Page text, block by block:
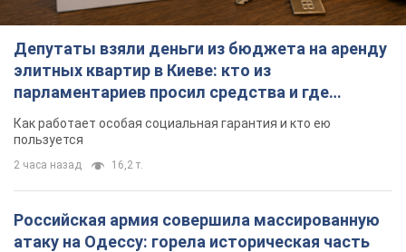
Депутаты взяли деньги из бюджета на аренду
элитных квартир в Киеве: кто из
парламентариев просил средства и где
поселился
Как работает особая социальная гарантия и кто ею
пользуется
2 часа назад 16,2 т.
Российская армия совершила массированную
атаку на Одессу: горела историческая часть